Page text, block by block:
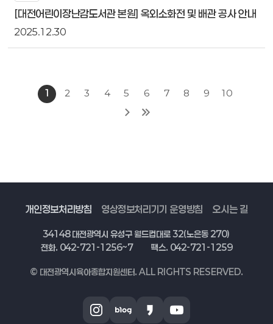
[대전어린이장난감도서관 본원] 옥외소화전 및 배관 공사 안내
2025.12.30
1 2 3 4 5 6 7 8 9 10
개인정보처리방침 영상정보처리기기 운영방침 오시는 길
34148 대전광역시 유성구 월드컵대로 32(노은동 270)
전화. 042-721-1256~7
팩스. 042-721-1259
© 대전광역시육아종합지원센터. ALL RIGHTS RESERVED.